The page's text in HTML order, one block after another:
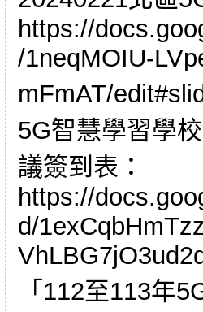
https://
/1neqMOIU-
mFmAT/
5G智慧學習學
議簽到表：
https://
d/
「112至113年